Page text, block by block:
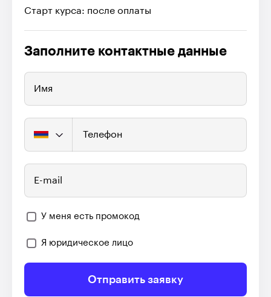
Старт курса: после оплаты
Заполните контактные данные
Имя
Телефон
E-mail
У меня есть промокод
Я юридическое лицо
Отправить заявку